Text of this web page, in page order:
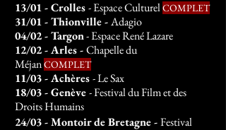
13/01 - Crolles- Espace CulturelCOMPLET
31/01 - Thionville -Adagio
04/02 - Targon- Espace René Lazare
12/02 - Arles -Chapelle du
MéjanCOMPLET
11/03 - Achères- Le Sax
18/03 - Genève- Festival du Film et des
Droits Humains
24/03 - Montoir de Bretagne -Festival